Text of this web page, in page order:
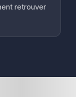
retrouver